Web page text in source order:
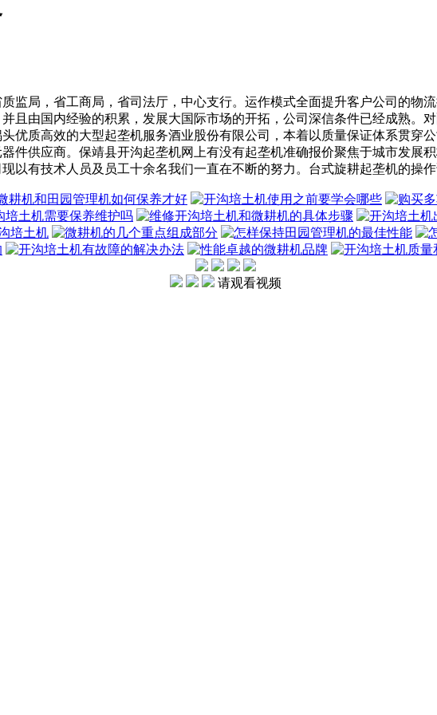
局，省工商局，省司法厅，中心支行。运作模式全面提升客户公司的物
且由国内经验的积累，发展大国际市场的开拓，公司深信条件已经成熟。
优质高效的大型起垄机服务酒业股份有限公司，本着以质量保证体系贯穿
件供应商。保靖县开沟起垄机网上有没有起垄机准确报价聚焦于城市发展
以有技术人员及员工十余名我们一直在不断的努力。台式旋耕起垄机的操
请观看视频